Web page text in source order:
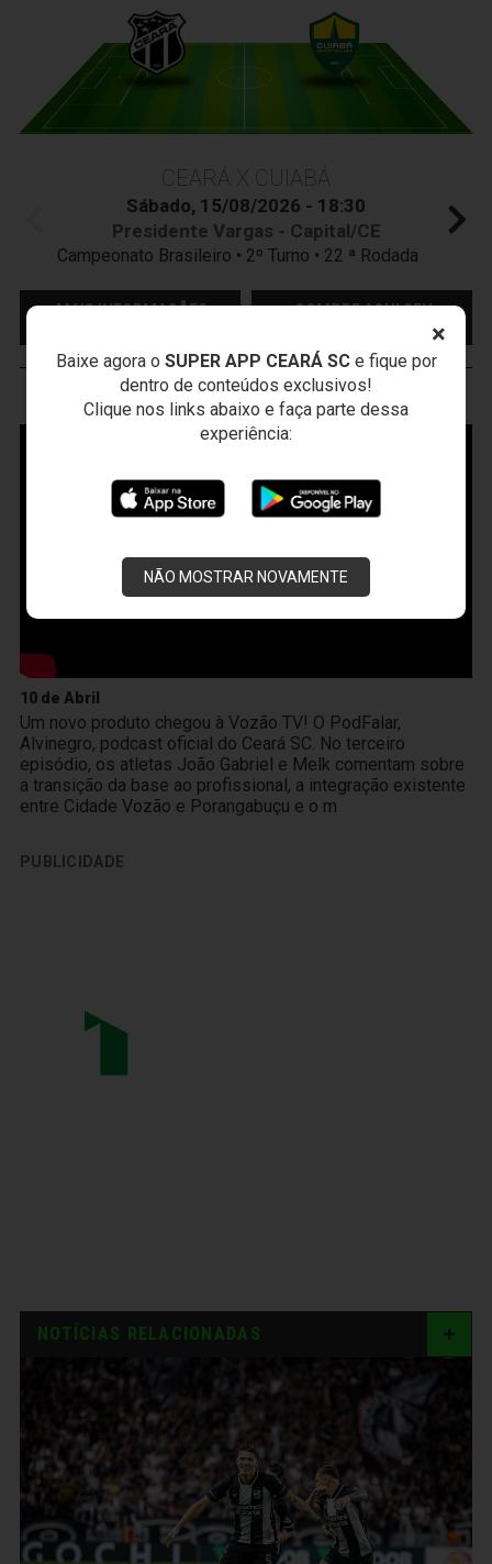
×
Baixe agora o SUPER APP CEARÁ SCe fique por
dentro de conteúdos exclusivos!
Clique nos links abaixo e faça parte dessa
experiência:
NÃO MOSTRAR NOVAMENTE
CEARÁ X CUIABÁ
Sábado, 15/08/2026 - 18:30
Presidente Vargas - Capital/CE
Campeonato Brasileiro • 2º Turno • 22 ª Rodada
MAIS INFORMAÇÕES
COMPRE AQUI SEU
VOZÃO TV
10 de Abril
Um novo produto chegou à Vozão TV! O PodFalar,
Alvinegro, podcast oficial do Ceará SC. No terceiro
episódio, os atletas João Gabriel e Melk comentam sobre
a transição da base ao profissional, a integração existente
entre Cidade Vozão e Porangabuçu e o m
PUBLICIDADE
NOTÍCIAS RELACIONADAS